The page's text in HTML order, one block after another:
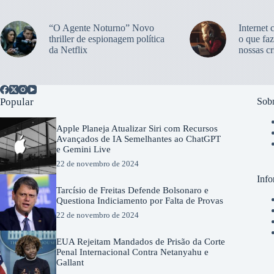
“O Agente Noturno” Novo
thriller de espionagem política
da Netflix
Internet
o que
nossas
Popular
Apple Planeja Atualizar Siri com Recursos
Avançados de IA Semelhantes ao ChatGPT
e Gemini Live
22 de novembro de 2024
Tarcísio de Freitas Defende Bolsonaro e
Questiona Indiciamento por Falta de Provas
22 de novembro de 2024
EUA Rejeitam Mandados de Prisão da Corte
Penal Internacional Contra Netanyahu e
Gallant